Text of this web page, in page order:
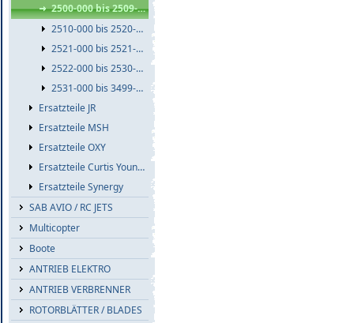
2500-000 bis 2509-999
2510-000 bis 2520-999
2521-000 bis 2521-999
2522-000 bis 2530-999
2531-000 bis 3499-999
Ersatzteile JR
Ersatzteile MSH
Ersatzteile OXY
Ersatzteile Curtis Youngblood
Ersatzteile Synergy
SAB AVIO / RC JETS
Multicopter
Boote
ANTRIEB ELEKTRO
ANTRIEB VERBRENNER
ROTORBLÄTTER / BLADES